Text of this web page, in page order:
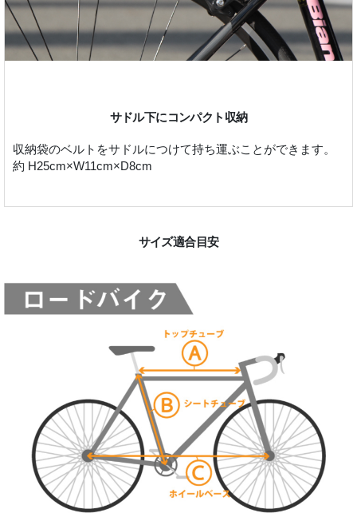
サドル下にコンパクト収納
収納袋のベルトをサドルにつけて持ち運ぶことができます。
約 H25cm×W11cm×D8cm
サイズ適合目安